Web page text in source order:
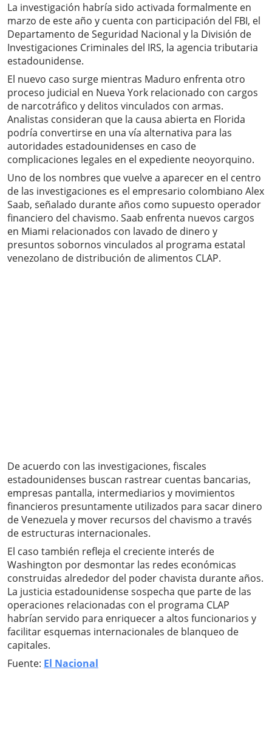
La investigación habría sido activada formalmente en
marzo de este año y cuenta con participación del FBI, el
Departamento de Seguridad Nacional y la División de
Investigaciones Criminales del IRS, la agencia tributaria
estadounidense.
El nuevo caso surge mientras Maduro enfrenta otro
proceso judicial en Nueva York relacionado con cargos
de narcotráfico y delitos vinculados con armas.
Analistas consideran que la causa abierta en Florida
podría convertirse en una vía alternativa para las
autoridades estadounidenses en caso de
complicaciones legales en el expediente neoyorquino.
Uno de los nombres que vuelve a aparecer en el centro
de las investigaciones es el empresario colombiano Alex
Saab, señalado durante años como supuesto operador
financiero del chavismo. Saab enfrenta nuevos cargos
en Miami relacionados con lavado de dinero y
presuntos sobornos vinculados al programa estatal
venezolano de distribución de alimentos CLAP.
De acuerdo con las investigaciones, fiscales
estadounidenses buscan rastrear cuentas bancarias,
empresas pantalla, intermediarios y movimientos
financieros presuntamente utilizados para sacar dinero
de Venezuela y mover recursos del chavismo a través
de estructuras internacionales.
El caso también refleja el creciente interés de
Washington por desmontar las redes económicas
construidas alrededor del poder chavista durante años.
La justicia estadounidense sospecha que parte de las
operaciones relacionadas con el programa CLAP
habrían servido para enriquecer a altos funcionarios y
facilitar esquemas internacionales de blanqueo de
capitales.
Fuente: El Nacional